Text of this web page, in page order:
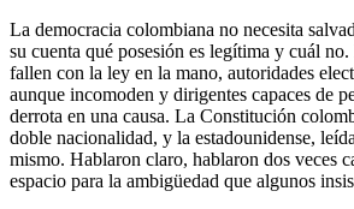
La democracia colombiana no necesita
su cuenta qué posesión es legítima y cuál
fallen con la ley en la mano, autoridades
aunque incomoden y dirigentes capaces de
derrota en una causa. La Constitución
doble nacionalidad, y la estadounidense,
mismo. Hablaron claro, hablaron dos veces
espacio para la ambigüedad que algunos